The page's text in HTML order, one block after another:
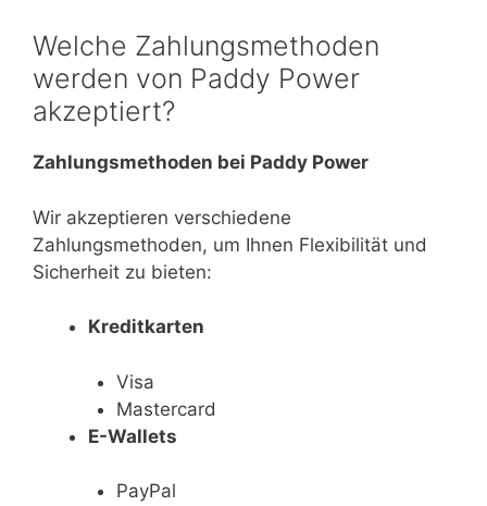
Welche Zahlungsmethoden
werden von Paddy Power
akzeptiert?
Zahlungsmethoden bei Paddy Power
Wir akzeptieren verschiedene
Zahlungsmethoden, um Ihnen Flexibilität und
Sicherheit zu bieten:
Kreditkarten
Visa
Mastercard
E-Wallets
PayPal